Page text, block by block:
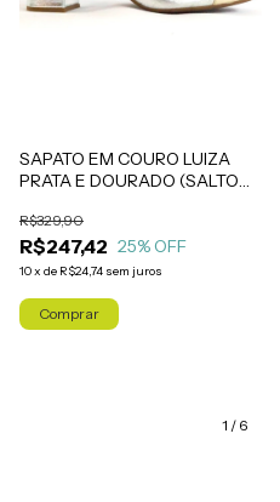
SAPATO EM COURO LUIZA
PRATA E DOURADO (SALTO
R$247,42
R$329,90
25% OFF
10x de R$24,74 sem juros
Comprar
1 / 6